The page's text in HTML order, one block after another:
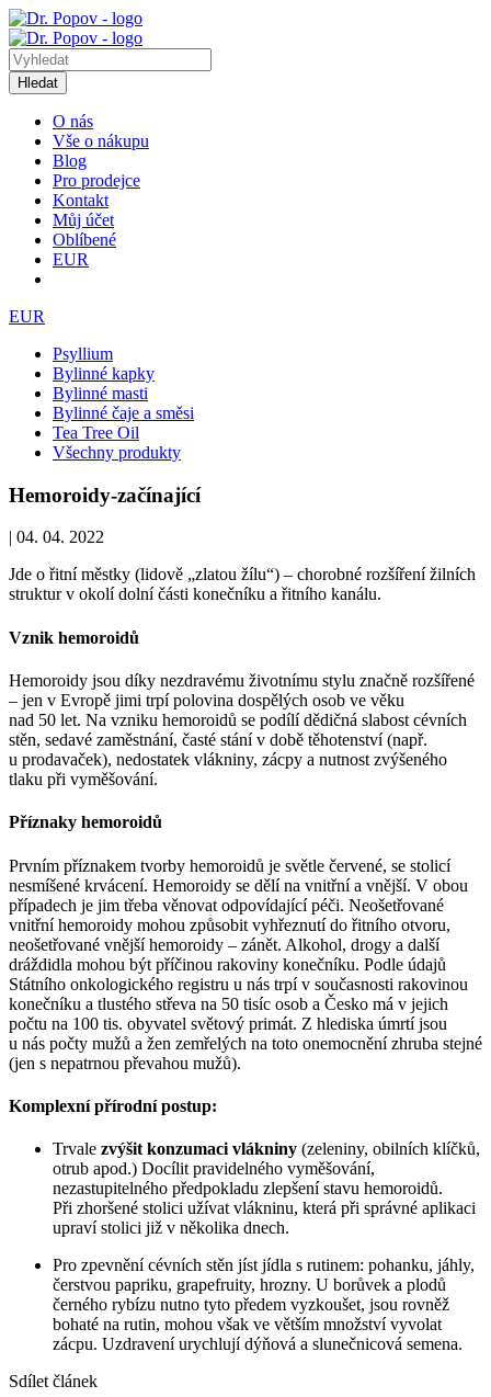
Hledat
O nás
Vše o nákupu
Blog
Pro prodejce
Kontakt
Můj účet
Oblíbené
EUR
EUR
Psyllium
Bylinné kapky
Bylinné masti
Bylinné čaje a směsi
Tea Tree Oil
Všechny produkty
Hemoroidy-začínající
| 04. 04. 2022
Jde o řitní městky (lidově „zlatou žílu“) – chorobné rozšíření žilních
struktur v okolí dolní části konečníku a řitního kanálu.
Vznik hemoroidů
Hemoroidy jsou díky nezdravému životnímu stylu značně rozšířené
– jen v Evropě jimi trpí polovina dospělých osob ve věku
nad 50 let. Na vzniku hemoroidů se podílí dědičná slabost cévních
stěn, sedavé zaměstnání, časté stání v době těhotenství (např.
u prodavaček), nedostatek vlákniny, zácpy a nutnost zvýšeného
tlaku při vyměšování.
Příznaky hemoroidů
Prvním příznakem tvorby hemoroidů je světle červené, se stolicí
nesmíšené krvácení. Hemoroidy se dělí na vnitřní a vnější. V obou
případech je jim třeba věnovat odpovídající péči. Neošetřované
vnitřní hemoroidy mohou způsobit vyhřeznutí do řitního otvoru,
neošetřované vnější hemoroidy – zánět. Alkohol, drogy a další
dráždidla mohou být příčinou rakoviny konečníku. Podle údajů
Státního onkologického registru u nás trpí v současnosti rakovinou
konečníku a tlustého střeva na 50 tisíc osob a Česko má v jejich
počtu na 100 tis. obyvatel světový primát. Z hlediska úmrtí jsou
u nás počty mužů a žen zemřelých na toto onemocnění zhruba stejné
(jen s nepatrnou převahou mužů).
Komplexní přírodní postup:
Trvale zvýšit konzumaci vlákniny (zeleniny, obilních klíčků,
otrub apod.) Docílit pravidelného vyměšování,
nezastupitelného předpokladu zlepšení stavu hemoroidů.
Při zhoršené stolici užívat vlákninu, která při správné aplikaci
upraví stolici již v několika dnech.
Pro zpevnění cévních stěn jíst jídla s rutinem: pohanku, jáhly,
čerstvou papriku, grapefruity, hrozny. U borůvek a plodů
černého rybízu nutno tyto předem vyzkoušet, jsou rovněž
bohaté na rutin, mohou však ve větším množství vyvolat
zácpu. Uzdravení urychlují dýňová a slunečnicová semena.
Sdílet článek